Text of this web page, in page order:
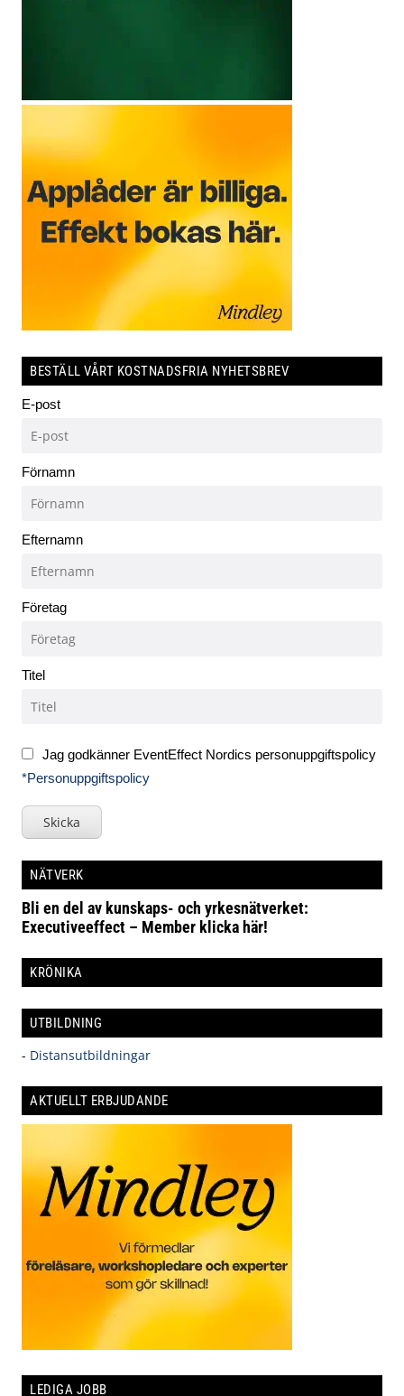
BESTÄLL VÅRT KOSTNADSFRIA NYHETSBREV
E-post
Förnamn
Efternamn
Företag
Titel
Jag godkänner EventEffect Nordics personuppgiftspolicy
*Personuppgiftspolicy
Skicka
NÄTVERK
Bli en del av kunskaps- och yrkesnätverket:
Executiveeffect – Member klicka här!
KRÖNIKA
UTBILDNING
- Distansutbildningar
AKTUELLT ERBJUDANDE
LEDIGA JOBB